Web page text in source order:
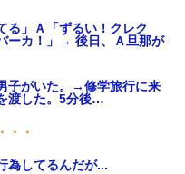
大丈夫ですよ〜」の絶望
に落ちる
んに職場を案内すること
然、突き飛ばされて左手
る」Ａ「ずるい！クレク
ーカ！」→ 後日、Ａ旦那が
子がいた。→修学旅行に来
渡した。5分後…
・・
為してるんだが...